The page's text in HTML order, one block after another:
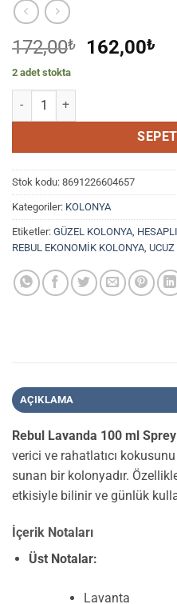
172,00₺
Orijinal
162,00₺
2 adet stokta
Rebul Lavanda 100 ml Sprey
Stok kodu: 8691226604657
Kategoriler: KOLONYA
Etiketler: GÜZEL KOLONYA
REBUL EKONOMİK KOLONYA
AÇIKLAMA
Rebul Lavanda 100 ml
verici ve rahatlatıcı
sunan bir kolonyadır.
etkisiyle bilinir ve günlük
İçerik Notaları
Üst Notalar:
Lavanta